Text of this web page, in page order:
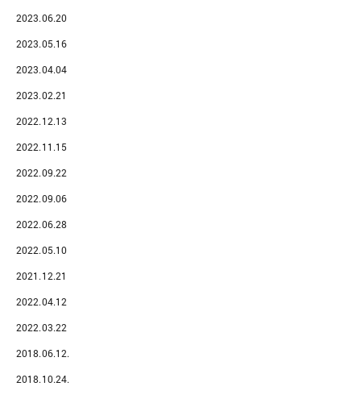
2023.06.20
2023.05.16
2023.04.04
2023.02.21
2022.12.13
2022.11.15
2022.09.22
2022.09.06
2022.06.28
2022.05.10
2021.12.21
2022.04.12
2022.03.22
2018.06.12.
2018.10.24.